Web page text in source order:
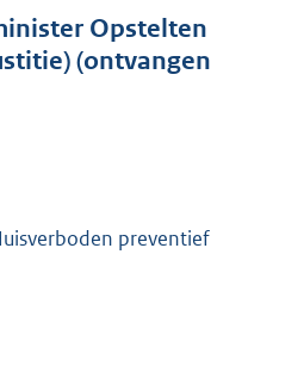
t
e
:
Opstelten
(ontvangen
preventief